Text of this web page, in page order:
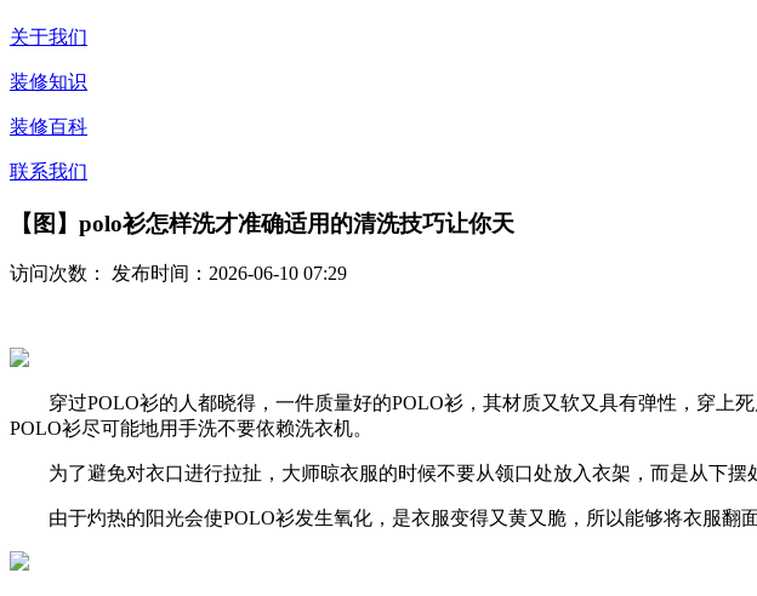
关于我们
装修知识
装修百科
联系我们
【图】polo衫怎样洗才准确适用的清洗技巧让你天
访问次数： 发布时间：2026-06-10 07:29
穿过POLO衫的人都晓得，一件质量好的POLO衫，其材质又软又具有弹性，穿上死
POLO衫尽可能地用手洗不要依赖洗衣机。
为了避免对衣口进行拉扯，大师晾衣服的时候不要从领口处放入衣架，而是从下摆
由于灼热的阳光会使POLO衫发生氧化，是衣服变得又黄又脆，所以能够将衣服翻